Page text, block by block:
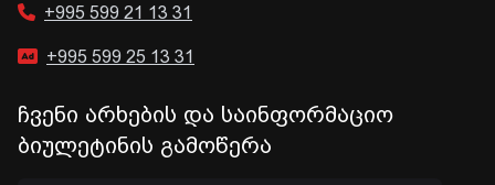
+995 599 21 13 31
+995 599 25 13 31
ჩვენი არხების და საინფორმაციო
ბიულეტინის გამოწერა